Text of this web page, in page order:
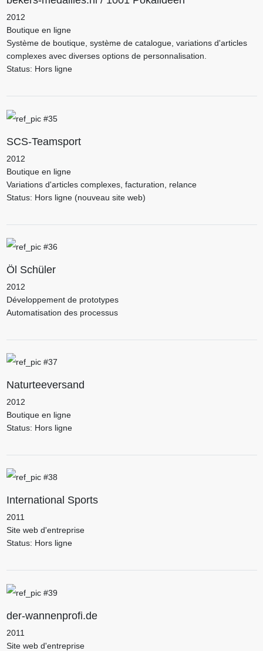
2012
Boutique en ligne
Système de boutique, système de catalogue, variations d'articles
complexes avec diverses options de personnalisation.
Status: Hors ligne
SCS-Teamsport
2012
Boutique en ligne
Variations d'articles complexes, facturation, relance
Status: Hors ligne (nouveau site web)
Öl Schüler
2012
Développement de prototypes
Automatisation des processus
Naturteeversand
2012
Boutique en ligne
Status: Hors ligne
International Sports
2011
Site web d'entreprise
Status: Hors ligne
der-wannenprofi.de
2011
Site web d'entreprise